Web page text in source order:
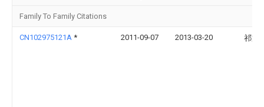
Family To Family Citations
CN102975121A * 2011-09-07 2013-03-20 祁文